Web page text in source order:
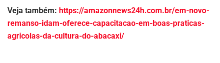
Veja também: https://amazonnews24h.com.br/em-novo-
remanso-idam-oferece-capacitacao-em-boas-praticas-
agricolas-da-cultura-do-abacaxi/